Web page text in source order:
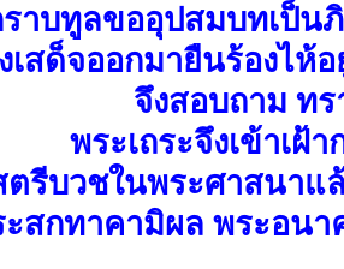
าบทูลขออุปสมบทเป็น
เสด็จออกมายืนร้องไ
จึงสอบถาม ท
พระเถระจึงเข้าเฝ้
ตรีบวชในพระศาสนาแ
สกทาคามิผล พระอน